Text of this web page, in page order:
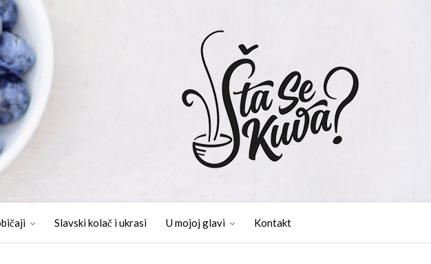
Slavski kolač i ukrasi U mojoj glavi Kontakt